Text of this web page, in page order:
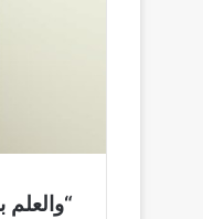
“والعلم